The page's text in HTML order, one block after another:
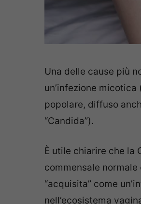
Una delle cause più
un’infezione
popolare, diffuso
“Candida”).
È utile chiarire che la
commensale
“acquisita” come
nell’ecosistema